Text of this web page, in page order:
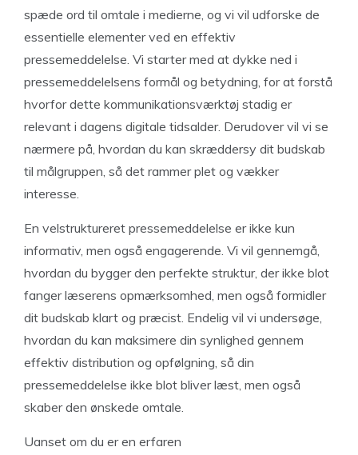
spæde ord til omtale i medierne, og vi vil udforske de
essentielle elementer ved en effektiv
pressemeddelelse. Vi starter med at dykke ned i
pressemeddelelsens formål og betydning, for at forstå
hvorfor dette kommunikationsværktøj stadig er
relevant i dagens digitale tidsalder. Derudover vil vi se
nærmere på, hvordan du kan skræddersy dit budskab
til målgruppen, så det rammer plet og vækker
interesse.
En velstruktureret pressemeddelelse er ikke kun
informativ, men også engagerende. Vi vil gennemgå,
hvordan du bygger den perfekte struktur, der ikke blot
fanger læserens opmærksomhed, men også formidler
dit budskab klart og præcist. Endelig vil vi undersøge,
hvordan du kan maksimere din synlighed gennem
effektiv distribution og opfølgning, så din
pressemeddelelse ikke blot bliver læst, men også
skaber den ønskede omtale.
Uanset om du er en erfaren